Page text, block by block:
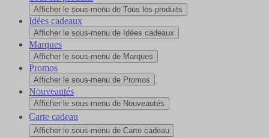
Afficher le sous-menu de Tous les produits
Idées cadeaux
Afficher le sous-menu de Idées cadeaux
Marques
Afficher le sous-menu de Marques
Promos
Afficher le sous-menu de Promos
Nouveautés
Afficher le sous-menu de Nouveautés
Carte cadeau
Afficher le sous-menu de Carte cadeau